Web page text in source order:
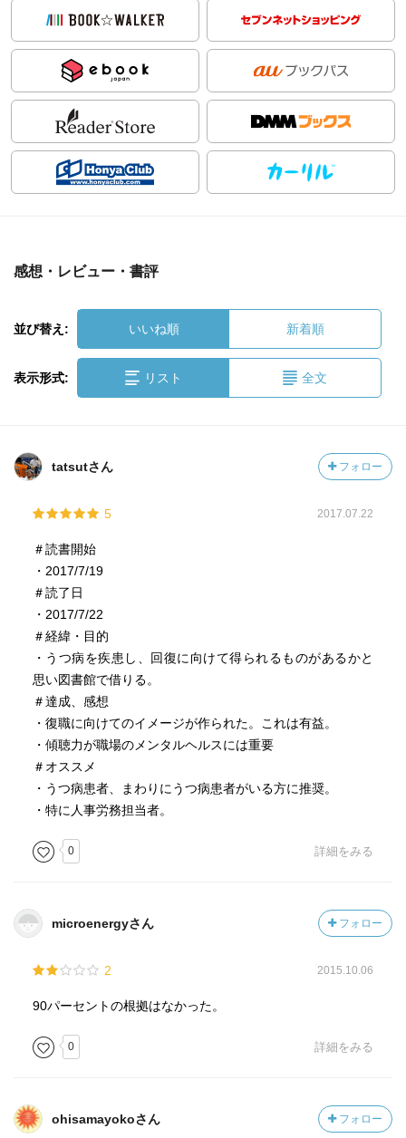
感想・レビュー・書評
並び替え: いいね順 新着順
表示形式: リスト 全文
tatsutさん フォロー
5 2017.07.22
＃読書開始
・2017/7/19
＃読了日
・2017/7/22
＃経緯・目的
・うつ病を疾患し、回復に向けて得られるものがあるかと
思い図書館で借りる。
＃達成、感想
・復職に向けてのイメージが作られた。これは有益。
・傾聴力が職場のメンタルヘルスには重要
＃オススメ
・うつ病患者、まわりにうつ病患者がいる方に推奨。
・特に人事労務担当者。
0 詳細をみる
microenergyさん フォロー
2 2015.10.06
90パーセントの根拠はなかった。
0 詳細をみる
ohisamayokoさん フォロー